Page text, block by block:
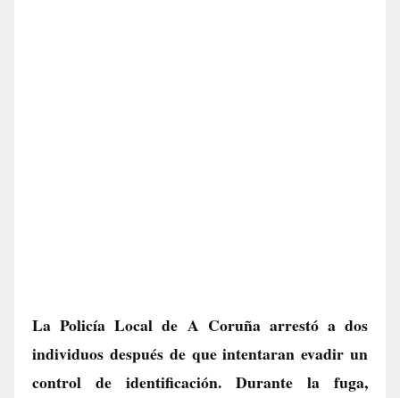
La Policía Local de A Coruña arrestó a dos
individuos después de que intentaran evadir un
control de identificación. Durante la fuga,